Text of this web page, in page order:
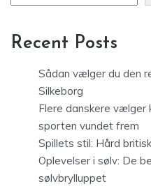
Recent Posts
Sådan vælger du den
Silkeborg
Flere danskere vælger
sporten vundet frem
Spillets stil: Hård
Oplevelser i sølv: De
sølvbrylluppet